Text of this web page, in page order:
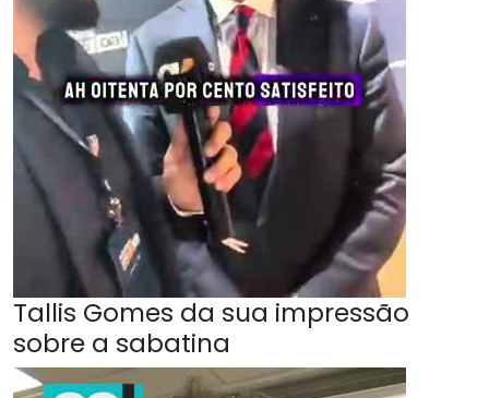
Tallis Gomes da sua impressão
sobre a sabatina